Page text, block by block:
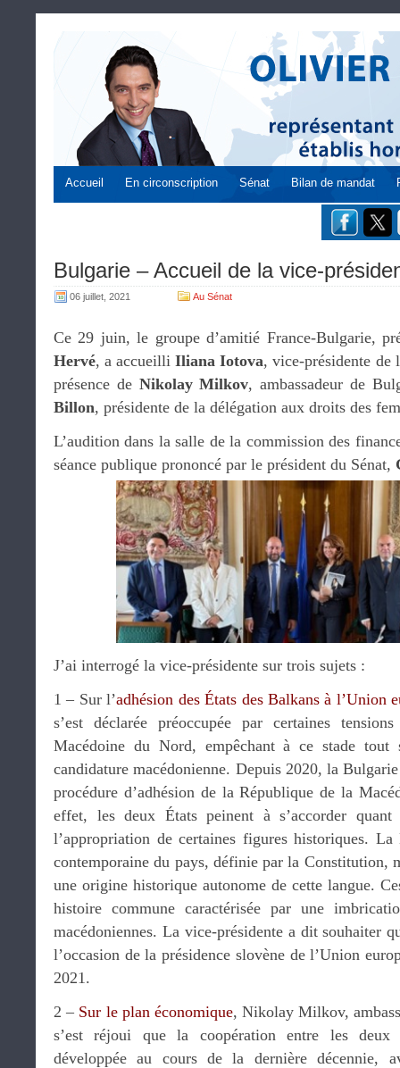
Accueil En circonscription Sénat Bilan de mandat
Bulgarie – Accueil de la vice-
06 juillet, 2021 Au Sénat
Ce 29 juin, le groupe d’amitié France-Bulgarie,
Hervé, a accueilliIliana Iotova, vice-présidente de
présence de Nikolay Milkov, ambassadeur de
Billon, présidente de la délégation aux droits des
L’audition dans la salle de la commission des
séance publique prononcé par le président du Sénat,
J’ai interrogé la vice-présidente sur trois sujets :
1 – Sur l’adhésion des États des Balkans à l’Union
s’est déclarée préoccupée par certaines
Macédoine du Nord, empêchant à ce stade
candidature macédonienne. Depuis 2020, la
procédure d’adhésion de la République de la
effet, les deux États peinent à s’accorder
l’appropriation de certaines figures historiques.
contemporaine du pays, définie par la Constitution,
une origine historique autonome de cette langue.
histoire commune caractérisée par une
macédoniennes. La vice-présidente a dit souhaiter
l’occasion de la présidence slovène de l’Union
2021.
2 – Sur le plan économique, Nikolay Milkov,
s’est réjoui que la coopération entre les deux
développée au cours de la dernière décennie,